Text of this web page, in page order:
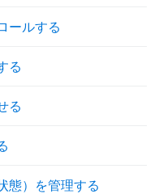
ールする
る
る
態）を管理する